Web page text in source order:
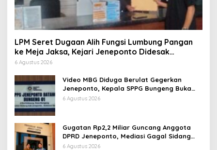
LPM Seret Dugaan Alih Fungsi Lumbung Pangan
ke Meja Jaksa, Kejari Jeneponto Didesak
Bongkar Seluruh Dokumen
6 Agustus 2026
Video MBG Diduga Berulat Gegerkan
Jeneponto, Kepala SPPG Bungeng Buka
Suara
6 Agustus 2026
Gugatan Rp2,2 Miliar Guncang Anggota
DPRD Jeneponto, Mediasi Gagal Sidang
Masuk Pembuktian
6 Agustus 2026